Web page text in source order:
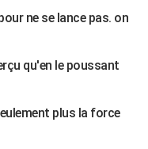
ne se lance pas. on
qu'en le poussant
plus la force